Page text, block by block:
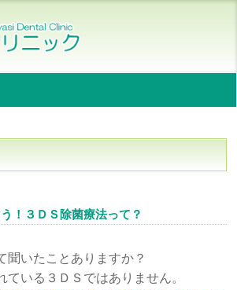
！３ＤＳ除菌療法って？
聞いたことありますか？
ている３ＤＳではありません。